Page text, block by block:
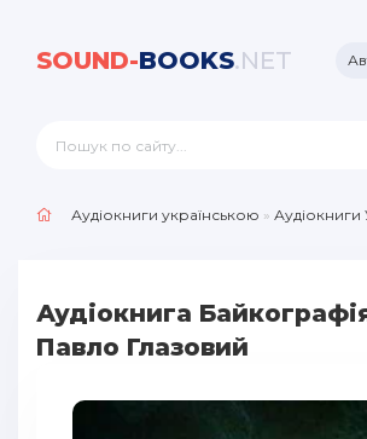
SOUND-BOOKS.NET
Аудіокниги українською » Аудіокниги
Аудіокнига
Павло Глазовий